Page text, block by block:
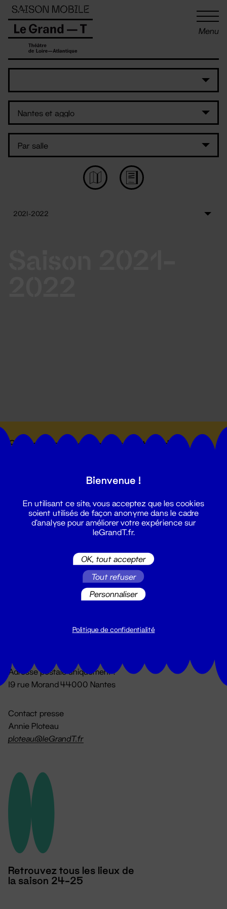
Menu
Suivez toutes les actualités du
Du lundi au vendredi 14h → 18h
Adresse postale uniquement :
19 rue Morand 44000 Nantes
Contact presse
Annie Ploteau
ploteau@leGrandT.fr
Retrouvez tous les lieux de
la saison 24-25
Panneau de gestion des cookies
Bienvenue !
En utilisant ce site, vous acceptez que les cookies
soient utilisés de façon anonyme dans le cadre
d'analyse pour améliorer votre expérience sur
leGrandT.fr.
OK, tout accepter
Tout refuser
Personnaliser
Politique de confidentialité